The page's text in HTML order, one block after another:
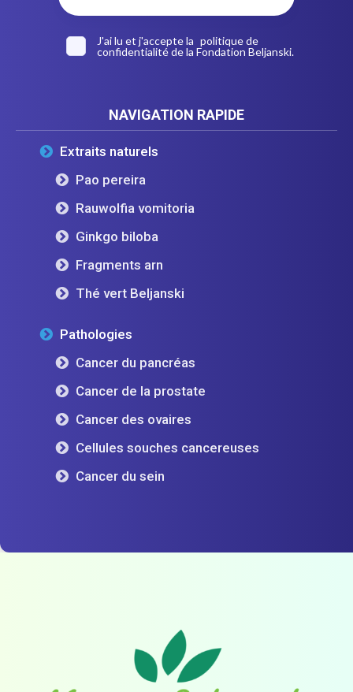
J'ai lu et j'accepte la politique de
confidentialitéde la Fondation Beljanski.
NAVIGATION RAPIDE
Extraits naturels
Pao pereira
Rauwolfia vomitoria
Ginkgo biloba
Fragments arn
Thé vert Beljanski
Pathologies
Cancer du pancréas
Cancer de la prostate
Cancer des ovaires
Cellules souches cancereuses
Cancer du sein